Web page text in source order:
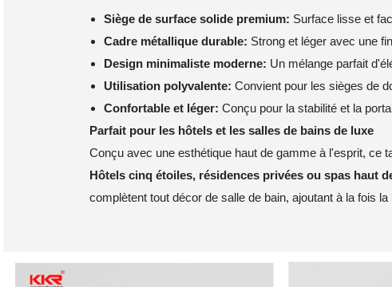
Siège de surface solide premium: Surface lisse et
Cadre métallique durable: Strong et léger avec une
Design minimaliste moderne: Un mélange parfait
Utilisation polyvalente: Convient pour les sièges de
Confortable et léger: Conçu pour la stabilité et la
Parfait pour les hôtels et les salles de bains de luxe
Conçu avec une esthétique haut de gamme à l'esprit, ce
Hôtels cinq étoiles, résidences privées ou spas haut
complètent tout décor de salle de bain, ajoutant à la fois